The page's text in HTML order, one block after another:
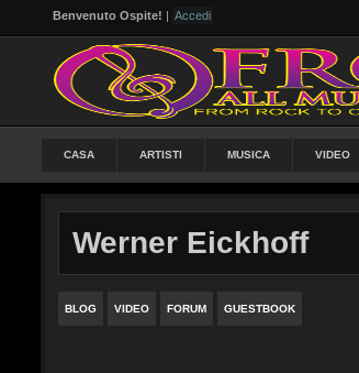
Benvenuto Ospite! | Accedi
CASA ARTISTI MUSICA VIDEO
Werner Eickhoff
BLOG VIDEO FORUM GUESTBOOK